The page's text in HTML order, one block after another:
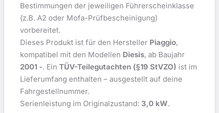
Bestimmungen der jeweiligen Führerscheinklasse
(z.B. A2 oder Mofa-Prüfbescheinigung)
vorbereitet.
Dieses Produkt ist für den Hersteller Piaggio,
kompatibel mit den Modellen Diesis, ab Baujahr
2001 -. Ein TÜV-Teilegutachten (§19 StVZO) ist im
Lieferumfang enthalten – ausgestellt auf deine
Fahrgestellnummer.
Serienleistung im Originalzustand: 3,0 kW.